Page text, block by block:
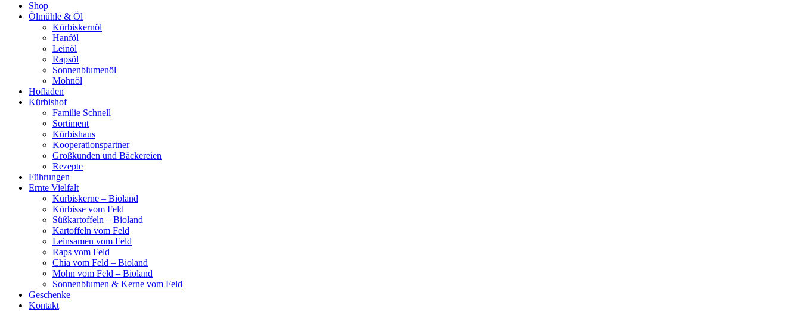
Shop
Ölmühle & Öl
Kürbiskernöl
Hanföl
Leinöl
Rapsöl
Sonnenblumenöl
Mohnöl
Hofladen
Kürbishof
Familie Schnell
Sortiment
Kürbishaus
Kooperationspartner
Großkunden und Bäckereien
Rezepte
Führungen
Ernte Vielfalt
Kürbiskerne – Bioland
Kürbisse vom Feld
Süßkartoffeln – Bioland
Kartoffeln vom Feld
Leinsamen vom Feld
Raps vom Feld
Chia vom Feld – Bioland
Mohn vom Feld – Bioland
Sonnenblumen & Kerne vom Feld
Geschenke
Kontakt